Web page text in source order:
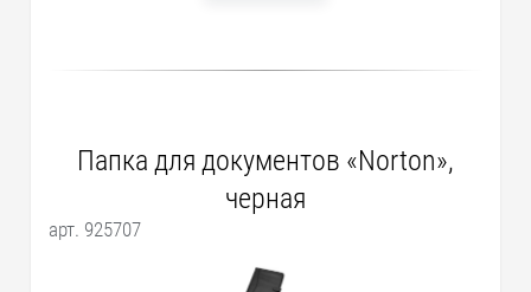
Папка для документов «Norton»,
черная
арт. 925707